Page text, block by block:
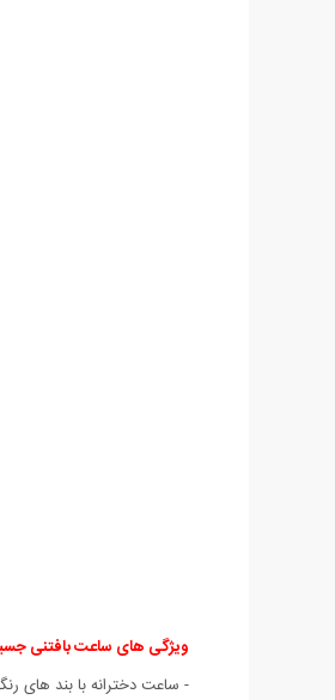
ویژگی های ساعت بافتنی
- ساعت دخترانه با بند های